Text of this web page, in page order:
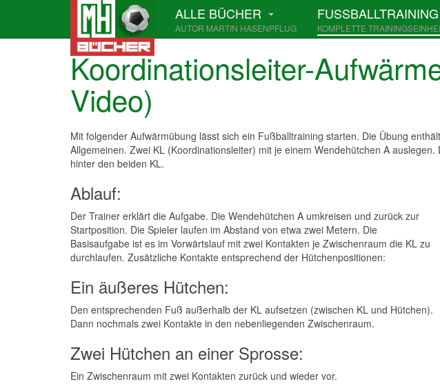
ALLE BÜCHER
AUTOR MARTIN HASENPFLUG
FUSSBALLTRAINING
KOMPLETTE
Koordinationsleiter-
Video)
Mit folgender Aufwärmübung lässt sich ein Fußballtraining starten. Die Übung
Allgemeinen. Zwei KL (Koordinationsleiter) mit je einem Wendehütchen A
hinter den beiden KL.
Ablauf:
Der Trainer erklärt die Aufgabe. Die Wendehütchen A umkreisen und zurück zur
Startposition. Die Spieler laufen im Abstand von etwa zwei Metern. Die
Basisaufgabe ist es im Vorwärtslauf mit zwei Kontakten je Zwischenraum die KL zu
durchlaufen. Zusätzliche Kontakte entsprechend der Hütchenpositionen:
Ein äußeres Hütchen:
Den entsprechenden Fuß außerhalb der KL aufsetzen (zwischen KL und Hütchen).
Dann nochmals zwei Kontakte in den nebenliegenden Zwischenraum.
Zwei Hütchen an einer Sprosse:
Ein Zwischenraum mit zwei Kontakten zurück und wieder vor.